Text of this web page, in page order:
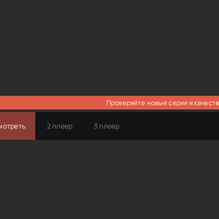
Проверяйте новые серии и
2 плеер 3 плеер